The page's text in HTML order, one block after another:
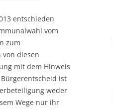
entschieden
vom
zum
diesen
mit dem Hinweis
ist
weder
Wege nur ihr